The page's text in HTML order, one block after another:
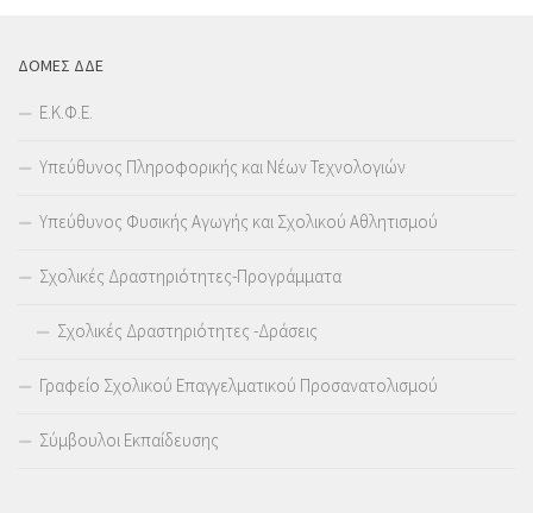
ΔΟΜΕΣ ΔΔΕ
Ε.Κ.Φ.Ε.
Υπεύθυνος Πληροφορικής και Νέων Τεχνολογιών
Υπεύθυνος Φυσικής Αγωγής και Σχολικού Αθλητισμού
Σχολικές Δραστηριότητες-Προγράμματα
Σχολικές Δραστηριότητες -Δράσεις
Γραφείο Σχολικού Επαγγελματικού Προσανατολισμού
Σύμβουλοι Εκπαίδευσης